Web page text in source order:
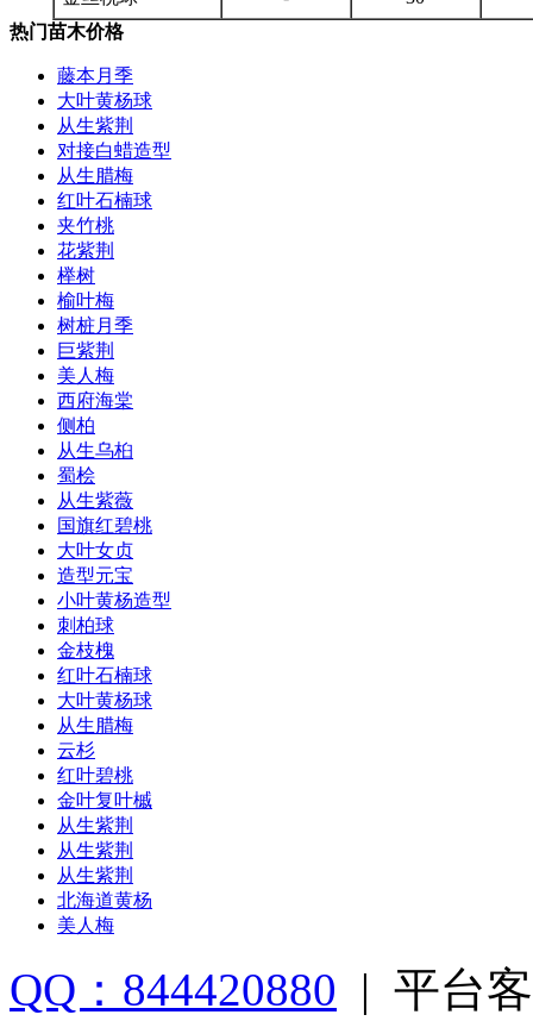
热门苗木价格
藤本月季
大叶黄杨球
从生紫荆
对接白蜡造型
从生腊梅
红叶石楠球
夹竹桃
花紫荆
榉树
榆叶梅
树桩月季
巨紫荆
美人梅
西府海棠
侧柏
从生乌桕
蜀桧
从生紫薇
国旗红碧桃
大叶女贞
造型元宝
小叶黄杨造型
刺柏球
金枝槐
红叶石楠球
大叶黄杨球
从生腊梅
云杉
红叶碧桃
金叶复叶槭
从生紫荆
从生紫荆
从生紫荆
北海道黄杨
美人梅
QQ：844420880 | 平台